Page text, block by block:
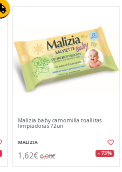
Malizia baby camomilla toallitas
limpiadoras 72un
MALIZIA
1,62€ 6,00€ - 73%